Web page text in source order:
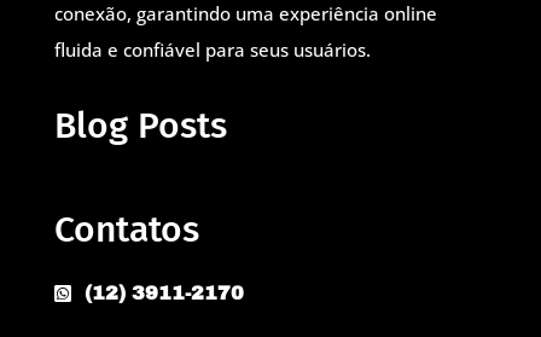
conexão, garantindo uma experiência online
fluida e confiável para seus usuários.
Blog Posts
Contatos
 (12) 3911-2170